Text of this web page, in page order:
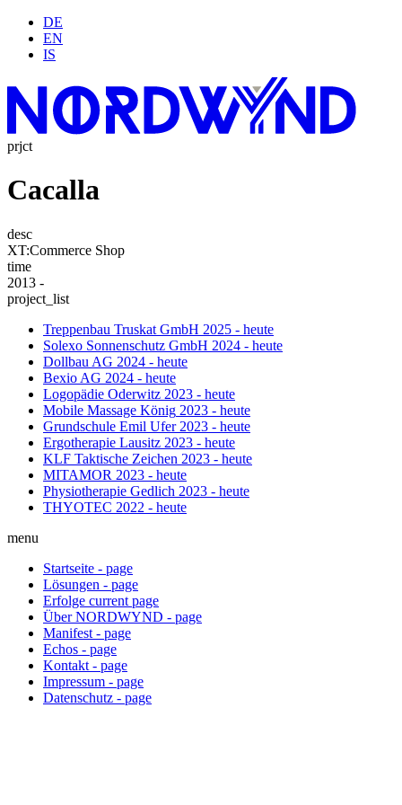
DE
EN
IS
prjct
Cacalla
desc
XT:Commerce Shop
time
2013 -
project_list
Treppenbau Truskat GmbH 2025 - heute
Solexo Sonnenschutz GmbH 2024 - heute
Dollbau AG 2024 - heute
Bexio AG 2024 - heute
Logopädie Oderwitz 2023 - heute
Mobile Massage König 2023 - heute
Grundschule Emil Ufer 2023 - heute
Ergotherapie Lausitz 2023 - heute
KLF Taktische Zeichen 2023 - heute
MITAMOR 2023 - heute
Physiotherapie Gedlich 2023 - heute
THYOTEC 2022 - heute
menu
Startseite - page
Lösungen - page
Erfolge current page
Über NORDWYND - page
Manifest - page
Echos - page
Kontakt - page
Impressum - page
Datenschutz - page